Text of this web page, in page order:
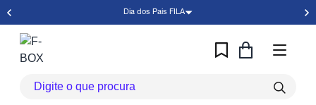
Dia dos Pais FILA